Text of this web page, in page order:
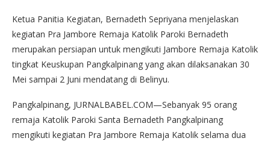
Ketua Panitia Kegiatan, Bernadeth Sepriyana menjelaskan
kegiatan Pra Jambore Remaja Katolik Paroki Bernadeth
merupakan persiapan untuk mengikuti Jambore Remaja Katolik
tingkat Keuskupan Pangkalpinang yang akan dilaksanakan 30
Mei sampai 2 Juni mendatang di Belinyu.
Pangkalpinang, JURNALBABEL.COM—Sebanyak 95 orang
remaja Katolik Paroki Santa Bernadeth Pangkalpinang
mengikuti kegiatan Pra Jambore Remaja Katolik selama dua